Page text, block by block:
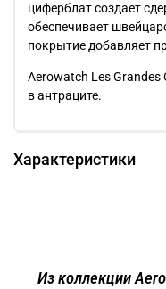
циферблат создает
обеспечивает
покрытие добавляет
Aerowatch Les
в антраците.
Характеристики
Из коллекции